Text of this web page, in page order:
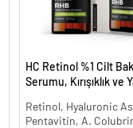
HC Retinol %1 Cilt
Serumu, Kırışıklık ve
Retinol, Hyaluronic
Pentavitin, A.